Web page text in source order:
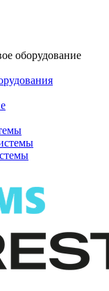
оборудование